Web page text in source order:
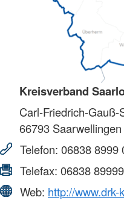
Kreisverband
Carl-Friedrich-Gauß-
66793 Saarwellingen
Telefon: 06838 8999
Telefax: 06838
Web: http://